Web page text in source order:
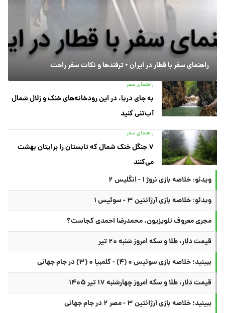
راهنمای سفر با قطار در ایران + ترفندها و نکات سفر راحت
راهنمای سفر
به جای دریا، در این رودخانه‌های خنک و زلال شمال
آب‌تنی کنید
راهنمای سفر
۷ جنگل خنک شمال که تابستان را برایتان بهشت
می‌کنند
ویدئو: خلاصه بازی نروژ ۱ - انگلیس ۲
ویدئو: خلاصه بازی آرژانتین ۳ - سوئیس ۱
مجری معروف تلویزیون، محمدرضا احمدی کجاست؟
قیمت دلار، طلا و سکه امروز شنبه ۲۰ تیر
ببینید؛ خلاصه بازی سوئیس ۰ (۴) - کلمبیا ۰ (۳) در جام جهانی
قیمت دلار، طلا و سکه امروز چهارشنبه ۱۷ تیر ۱۴۰۵
ببینید؛ خلاصه بازی آرژانتین ۳ - مصر ۲ در جام جهانی